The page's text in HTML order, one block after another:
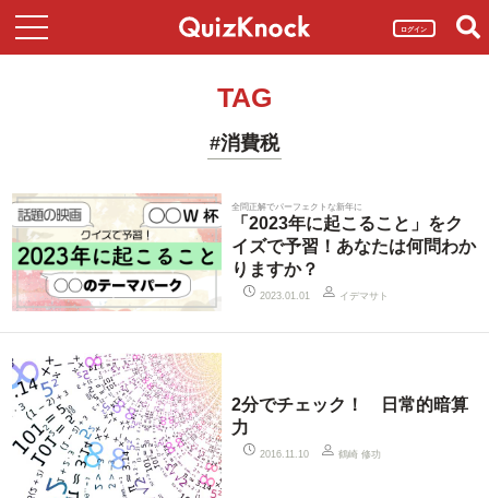
ログイン
TAG
#消費税
全問正解でパーフェクトな新年に
「2023年に起こること」をク
イズで予習！あなたは何問わか
りますか？
2023.01.01 イデマサト
2分でチェック！ 日常的暗算
力
2016.11.10 鶴崎 修功